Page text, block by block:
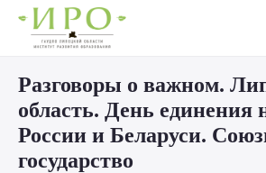
Разговоры о важном.
область. День единения
России и Беларуси.
государство